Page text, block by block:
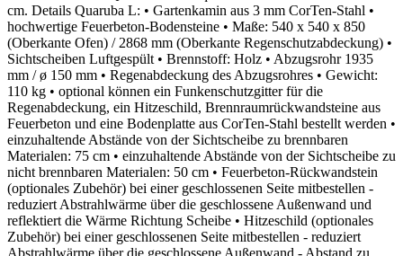
cm. Details Quaruba L: • Gartenkamin aus 3 mm CorTen-Stahl •
hochwertige Feuerbeton-Bodensteine • Maße: 540 x 540 x 850
(Oberkante Ofen) / 2868 mm (Oberkante Regenschutzabdeckung) •
Sichtscheiben Luftgespült • Brennstoff: Holz • Abzugsrohr 1935
mm / ø 150 mm • Regenabdeckung des Abzugsrohres • Gewicht:
110 kg • optional können ein Funkenschutzgitter für die
Regenabdeckung, ein Hitzeschild, Brennraumrückwandsteine aus
Feuerbeton und eine Bodenplatte aus CorTen-Stahl bestellt werden •
einzuhaltende Abstände von der Sichtscheibe zu brennbaren
Materialen: 75 cm • einzuhaltende Abstände von der Sichtscheibe zu
nicht brennbaren Materialen: 50 cm • Feuerbeton-Rückwandstein
(optionales Zubehör) bei einer geschlossenen Seite mitbestellen -
reduziert Abstrahlwärme über die geschlossene Außenwand und
reflektiert die Wärme Richtung Scheibe • Hitzeschild (optionales
Zubehör) bei einer geschlossenen Seite mitbestellen - reduziert
Abstrahlwärme über die geschlossene Außenwand - Abstand zu